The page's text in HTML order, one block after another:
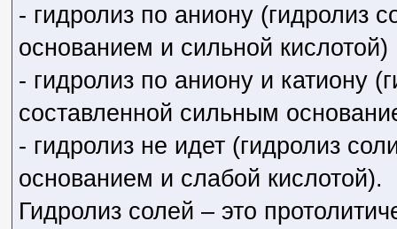
- гидролиз по аниону (гидролиз
основанием и сильной кислотой)
- гидролиз по аниону и катиону
составленной сильным
- гидролиз не идет (гидролиз
основанием и слабой кислотой).
Гидролиз солей – это